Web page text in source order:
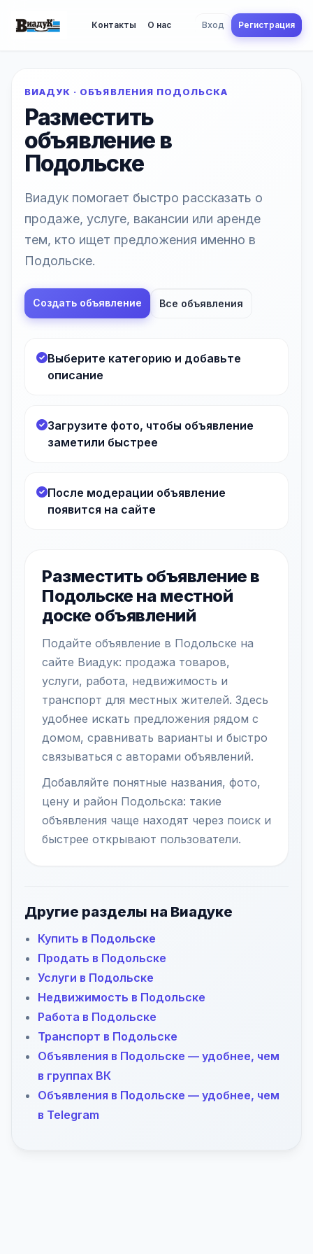
Контакты О нас Вход Регистрация
ВИАДУК · ОБЪЯВЛЕНИЯ ПОДОЛЬСКА
Разместить
объявление в
Подольске
Виадук помогает быстро рассказать о
продаже, услуге, вакансии или аренде
тем, кто ищет предложения именно в
Подольске.
Создать объявление Все объявления
Выберите категорию и добавьте
описание
Загрузите фото, чтобы объявление
заметили быстрее
После модерации объявление
появится на сайте
Разместить объявление в
Подольске на местной
доске объявлений
Подайте объявление в Подольске на
сайте Виадук: продажа товаров,
услуги, работа, недвижимость и
транспорт для местных жителей. Здесь
удобнее искать предложения рядом с
домом, сравнивать варианты и быстро
связываться с авторами объявлений.
Добавляйте понятные названия, фото,
цену и район Подольска: такие
объявления чаще находят через поиск и
быстрее открывают пользователи.
Другие разделы на Виадуке
Купить в Подольске
Продать в Подольске
Услуги в Подольске
Недвижимость в Подольске
Работа в Подольске
Транспорт в Подольске
Объявления в Подольске — удобнее, чем
в группах ВК
Объявления в Подольске — удобнее, чем
в Telegram